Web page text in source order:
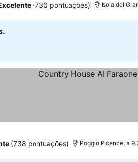
(730 pontuações) Isola del
(738 pontuações) Poggio Picenze, a